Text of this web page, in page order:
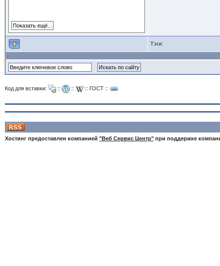
Тэги:
Код для вставки: :: :: :: ГОСТ::
Хостинг предоставлен компанией "Веб Сервис Центр"при поддержке